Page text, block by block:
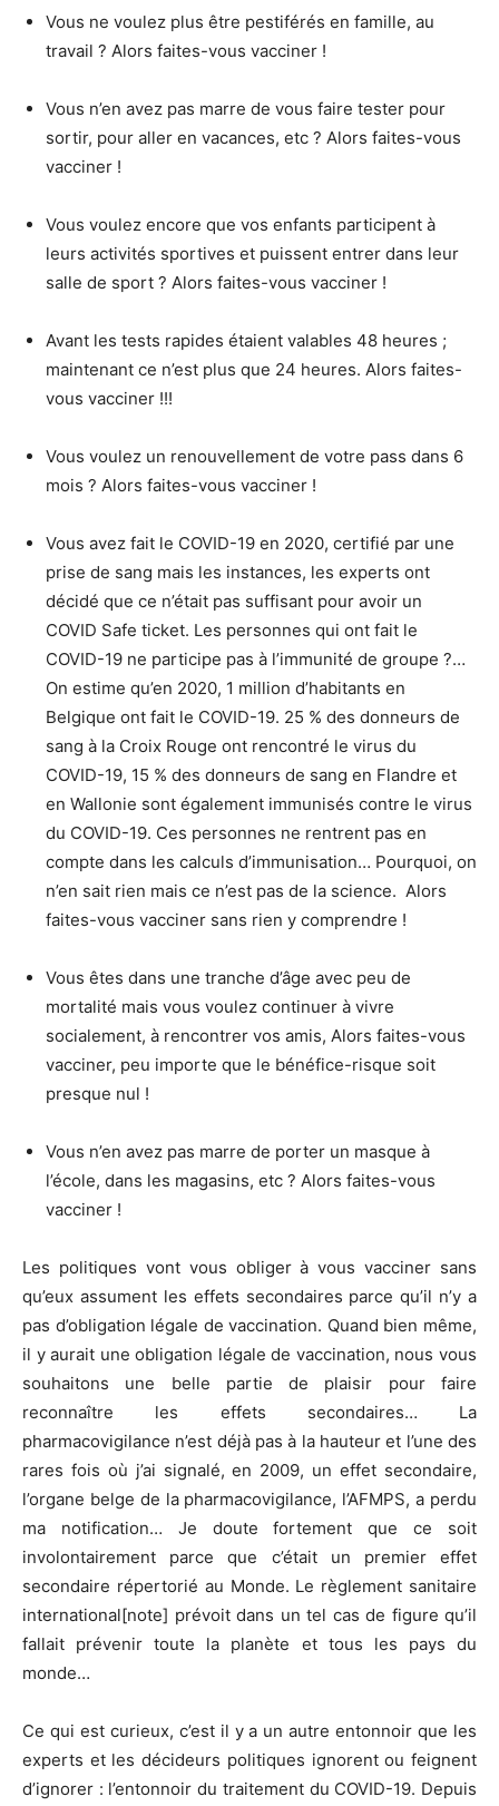
Vous ne voulez plus être pestiférés en famille, au
travail ? Alors faites-vous vacciner !
Vous n’en avez pas marre de vous faire tester pour
sortir, pour aller en vacances, etc ? Alors faites-vous
vacciner !
Vous voulez encore que vos enfants participent à
leurs activités sportives et puissent entrer dans leur
salle de sport ? Alors faites-vous vacciner !
Avant les tests rapides étaient valables 48 heures ;
maintenant ce n’est plus que 24 heures. Alors faites-
vous vacciner !!!
Vous voulez un renouvellement de votre pass dans 6
mois ? Alors faites-vous vacciner !
Vous avez fait le COVID-19 en 2020, certifié par une
prise de sang mais les instances, les experts ont
décidé que ce n’était pas suffisant pour avoir un
COVID Safe ticket. Les personnes qui ont fait le
COVID-19 ne participe pas à l’immunité de groupe ?…
On estime qu’en 2020, 1 million d’habitants en
Belgique ont fait le COVID-19. 25 % des donneurs de
sang à la Croix Rouge ont rencontré le virus du
COVID-19, 15 % des donneurs de sang en Flandre et
en Wallonie sont également immunisés contre le virus
du COVID-19. Ces personnes ne rentrent pas en
compte dans les calculs d’immunisation… Pourquoi, on
n’en sait rien mais ce n’est pas de la science. Alors
faites-vous vacciner sans rien y comprendre !
Vous êtes dans une tranche d’âge avec peu de
mortalité mais vous voulez continuer à vivre
socialement, à rencontrer vos amis, Alors faites-vous
vacciner, peu importe que le bénéfice-risque soit
presque nul !
Vous n’en avez pas marre de porter un masque à
l’école, dans les magasins, etc ? Alors faites-vous
vacciner !
Les politiques vont vous obliger à vous vacciner sans
qu’eux assument les effets secondaires parce qu’il n’y a
pas d’obligation légale de vaccination. Quand bien même,
il y aurait une obligation légale de vaccination, nous vous
souhaitons une belle partie de plaisir pour faire
reconnaître les effets secondaires… La
pharmacovigilance n’est déjà pas à la hauteur et l’une des
rares fois où j’ai signalé, en 2009, un effet secondaire,
l’organe belge de la pharmacovigilance, l’AFMPS, a perdu
ma notification… Je doute fortement que ce soit
involontairement parce que c’était un premier effet
secondaire répertorié au Monde. Le règlement sanitaire
international[note] prévoit dans un tel cas de figure qu’il
fallait prévenir toute la planète et tous les pays du
monde…
Ce qui est curieux, c’est il y a un autre entonnoir que les
experts et les décideurs politiques ignorent ou feignent
d’ignorer : l’entonnoir du traitement du COVID-19. Depuis